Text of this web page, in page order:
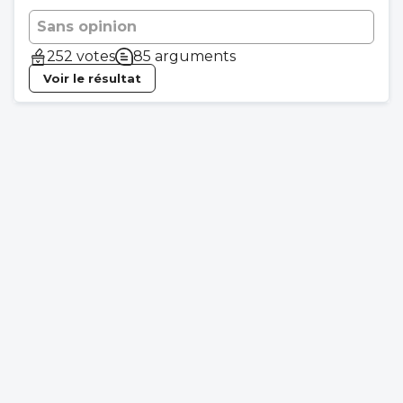
Sans opinion
252 votes
85 arguments
Voir le résultat